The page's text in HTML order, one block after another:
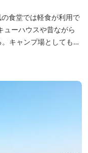
食堂では軽食が利用で
ューハウスや昔ながら
キャンプ場としても人
いる。バンガローや5
市街が一望できる。ま